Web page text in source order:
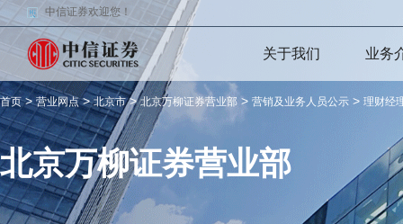
中信证券欢迎您！
关于我们 业务
首页>营业网点>北京市>北京万柳证券营业部 > 营销及业务人员公示 > 理财经
北京万柳证券营业部